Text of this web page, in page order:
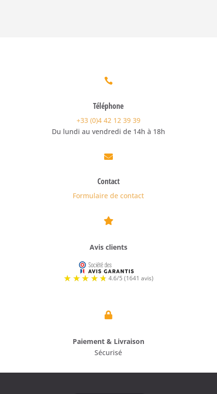

Téléphone
+33 (0)4 42 12 39 39
Du lundi au vendredi de 14h à 18h

Contact
Formulaire de contact

Avis clients

Paiement & Livraison
Sécurisé